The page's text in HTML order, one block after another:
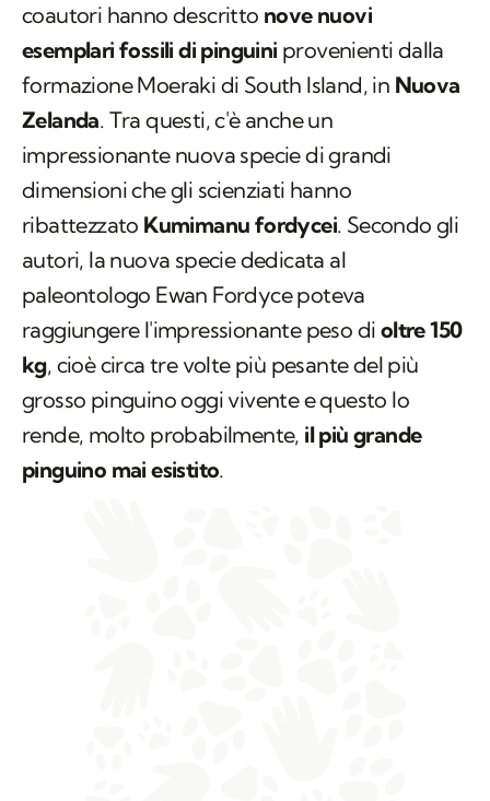
coautori hanno descritto nove nuovi
esemplari fossili di pinguini provenienti dalla
formazione Moeraki di South Island, in Nuova
Zelanda. Tra questi, c'è anche un
impressionante nuova specie di grandi
dimensioni che gli scienziati hanno
ribattezzato Kumimanu fordycei. Secondo gli
autori, la nuova specie dedicata al
paleontologo Ewan Fordyce poteva
raggiungere l'impressionante peso di oltre 150
kg, cioè circa tre volte più pesante del più
grosso pinguino oggi vivente e questo lo
rende, molto probabilmente, il più grande
pinguino mai esistito.